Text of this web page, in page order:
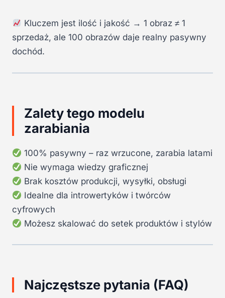
Kluczem jest ilość i jakość → 1 obraz ≠ 1
sprzedaż, ale 100 obrazów daje realny pasywny
dochód.
Zalety tego modelu
zarabiania
100% pasywny – raz wrzucone, zarabia latami
Nie wymaga wiedzy graficznej
Brak kosztów produkcji, wysyłki, obsługi
Idealne dla introwertyków i twórców
cyfrowych
Możesz skalować do setek produktów i stylów
Najczęstsze pytania (FAQ)